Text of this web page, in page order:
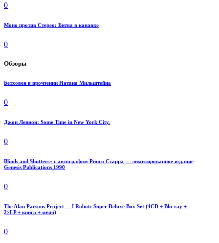
0
Моно против Стерео: Битва в канавке
0
Обзоры
Бетховен в прочтении Натана Мильштейна
0
Джон Леннон: Some Time in New York City.
0
Blinds and Shutters» с автографом Ринго Старра — лимитированное издание
Genesis Publications 1990
0
The Alan Parsons Project — I Robot: Super Deluxe Box Set (4CD + Blu-ray +
2×LP + книга + мерч)
0